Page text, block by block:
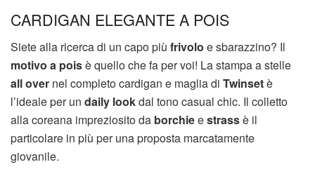
CARDIGAN ELEGANTE A POIS
Siete alla ricerca di un capo più frivolo e sbarazzino? Il
motivo a poisè quello che fa per voi! La stampa a stelle
all over nel completo cardigan e maglia di Twinsetè
l’ideale per un daily lookdal tono casual chic. Il colletto
alla coreana impreziosito da borchieestrassè il
particolare in più per una proposta marcatamente
giovanile.